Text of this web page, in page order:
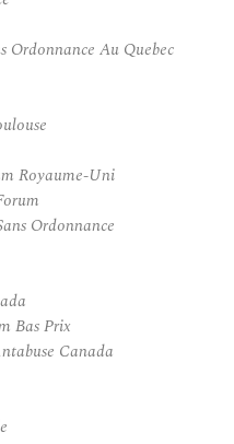
Ordonnance Au Quebec
Royaume-Uni
Ordonnance
Bas Prix
Canada